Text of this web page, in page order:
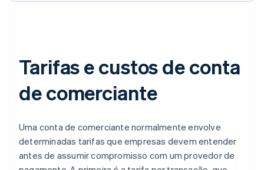
Tarifas e custos de conta
de comerciante
Uma conta de comerciante normalmente envolve
determinadas tarifas que empresas devem entender
antes de assumir compromisso com um provedor de